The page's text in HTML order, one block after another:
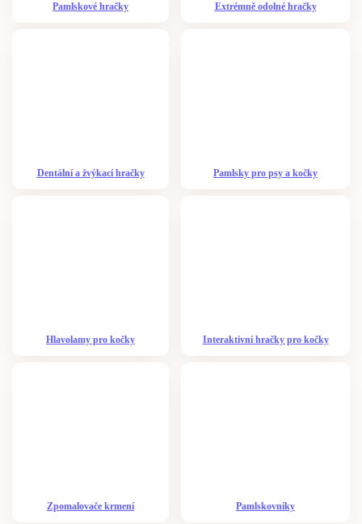
Pamlskové hračky Extrémně odolné hračky
Dentální a žvýkací hračky Pamlsky pro psy a kočky
Hlavolamy pro kočky Interaktivní hračky pro kočky
Zpomalovače krmení Pamlskovníky